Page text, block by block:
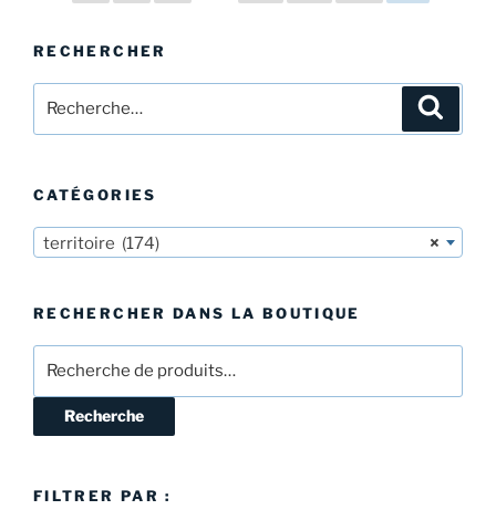
RECHERCHER
pour
CATÉGORIES
×
territoire (174)
RECHERCHER DANS LA BOUTIQUE
pour :
Recherche
FILTRER PAR :